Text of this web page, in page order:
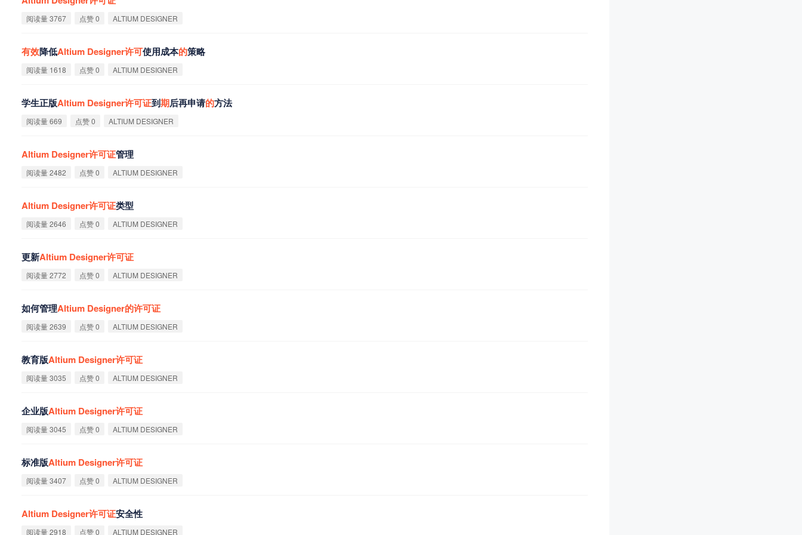
阅读量 3767 点赞 0 ALTIUM DESIGNER
有效降低Altium Designer许可使用成本的策略
阅读量 1618 点赞 0 ALTIUM DESIGNER
学生正版Altium Designer许可证到期后再申请的方法
阅读量 669 点赞 0 ALTIUM DESIGNER
Altium Designer许可证管理
阅读量 2482 点赞 0 ALTIUM DESIGNER
Altium Designer许可证类型
阅读量 2646 点赞 0 ALTIUM DESIGNER
更新Altium Designer许可证
阅读量 2772 点赞 0 ALTIUM DESIGNER
如何管理Altium Designer的许可证
阅读量 2639 点赞 0 ALTIUM DESIGNER
教育版Altium Designer许可证
阅读量 3035 点赞 0 ALTIUM DESIGNER
企业版Altium Designer许可证
阅读量 3045 点赞 0 ALTIUM DESIGNER
标准版Altium Designer许可证
阅读量 3407 点赞 0 ALTIUM DESIGNER
Altium Designer许可证安全性
阅读量 2918 点赞 0 ALTIUM DESIGNER